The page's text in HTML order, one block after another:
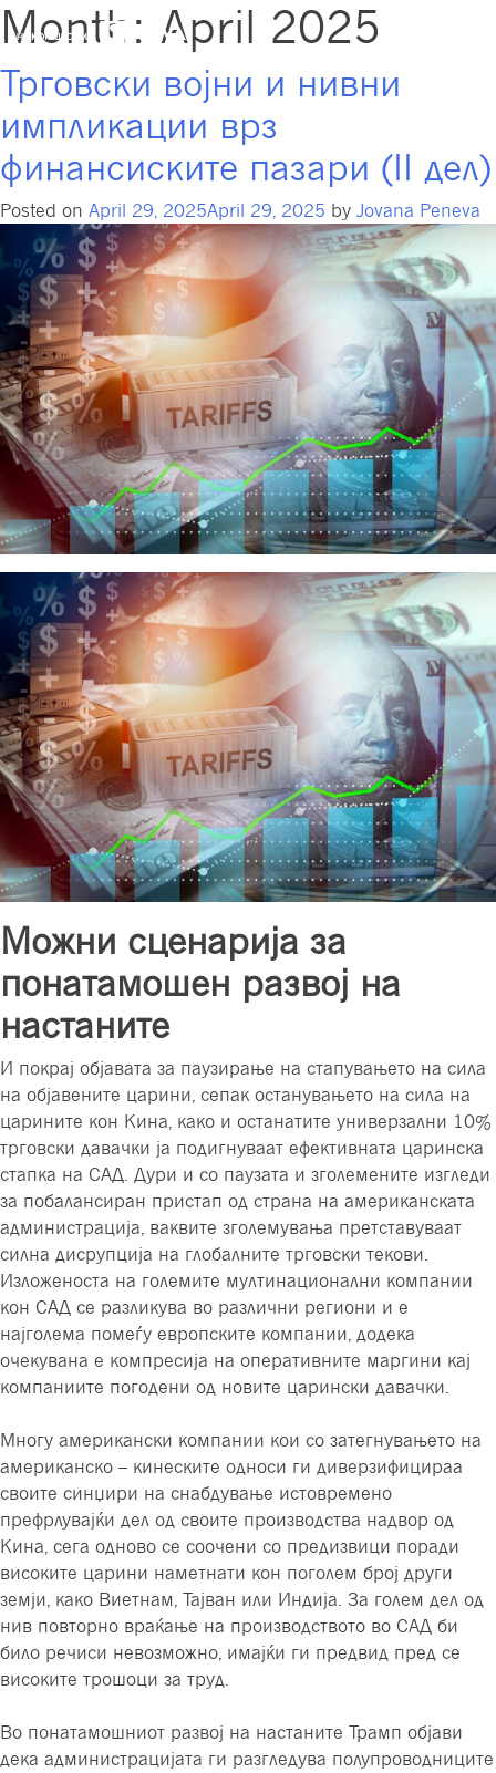
Month: April 2025
Трговски војни и нивни
импликации врз
финансиските пазари (II дел)
Posted on April 29, 2025April 29, 2025 by Jovana Peneva
Можни сценарија за
понатамошен развој на
настаните
И покрај објавата за паузирање на стапувањето на сила
на објавените царини, сепак останувањето на сила на
царините кон Кина, како и останатите универзални 10%
трговски давачки ја подигнуваат ефективната царинска
стапка на САД. Дури и со паузата и зголемените изгледи
за побалансиран пристап од страна на американската
администрација, ваквите зголемувања претставуваат
силна дисрупција на глобалните трговски текови.
Изложеноста на големите мултинационални компании
кон САД се разликува во различни региони и е
најголема помеѓу европските компании, додека
очекувана е компресија на оперативните маргини кај
компаниите погодени од новите царински давачки.
Многу американски компании кои со затегнувањето на
американско – кинеските односи ги диверзифицираа
своите синџири на снабдување истовремено
префрлувајќи дел од своите производства надвор од
Кина, сега одново се соочени со предизвици поради
високите царини наметнати кон поголем број други
земји, како Виетнам, Тајван или Индија. За голем дел од
нив повторно враќање на производството во САД би
било речиси невозможно, имајќи ги предвид пред се
високите трошоци за труд.
Во понатамошниот развој на настаните Трамп објави
дека администрацијата ги разгледува полупроводниците